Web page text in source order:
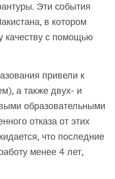
Эти события
в котором
качеству с помощью
привели к
а также двух- и
образовательными
отказа от этих
что последние
менее 4 лет,